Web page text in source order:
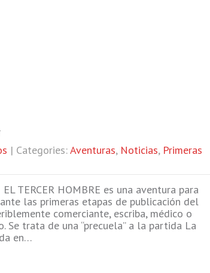
| Categories:Aventuras, Noticias, Primeras
EL TERCER HOMBRE es una aventura para
las primeras etapas de publicación del
comerciante, escriba, médico o
Se trata de una “precuela” a la partida La
en…